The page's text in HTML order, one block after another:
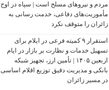
مردم و نیروهای مسلح است | سپاه در اوج
مأموریت‌های دفاعی، خدمت‌ رسانی به
زائران را متوقف نکرد
استقرار ۹ کمیته فرعی در ایلام برای
تسهیل خدمات و نظارت بر بازار در ایام
اربعین ۱۴۰۵ | تأمین ارز، تجهیز شبکه
بانکی و مدیریت دقیق توزیع اقلام اساسی
در مسیر زائران